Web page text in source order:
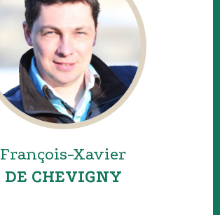
François-Xavier
DE CHEVIGNY